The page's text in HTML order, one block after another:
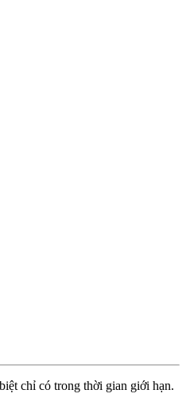
chỉ có trong thời gian giới hạn.